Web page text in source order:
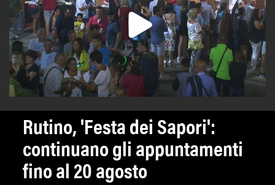
Rutino, 'Festa dei Sapori':
continuano gli appuntamenti
fino al 20 agosto